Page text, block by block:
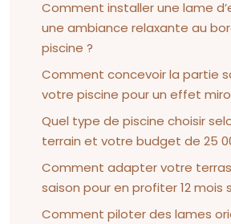
Comment installer une lame
une ambiance relaxante au
piscine ?
Comment concevoir la partie
votre piscine pour un effet
Quel type de piscine choisir
terrain et votre budget de 25
Comment adapter votre
saison pour en profiter 12 mois
Comment piloter des lames